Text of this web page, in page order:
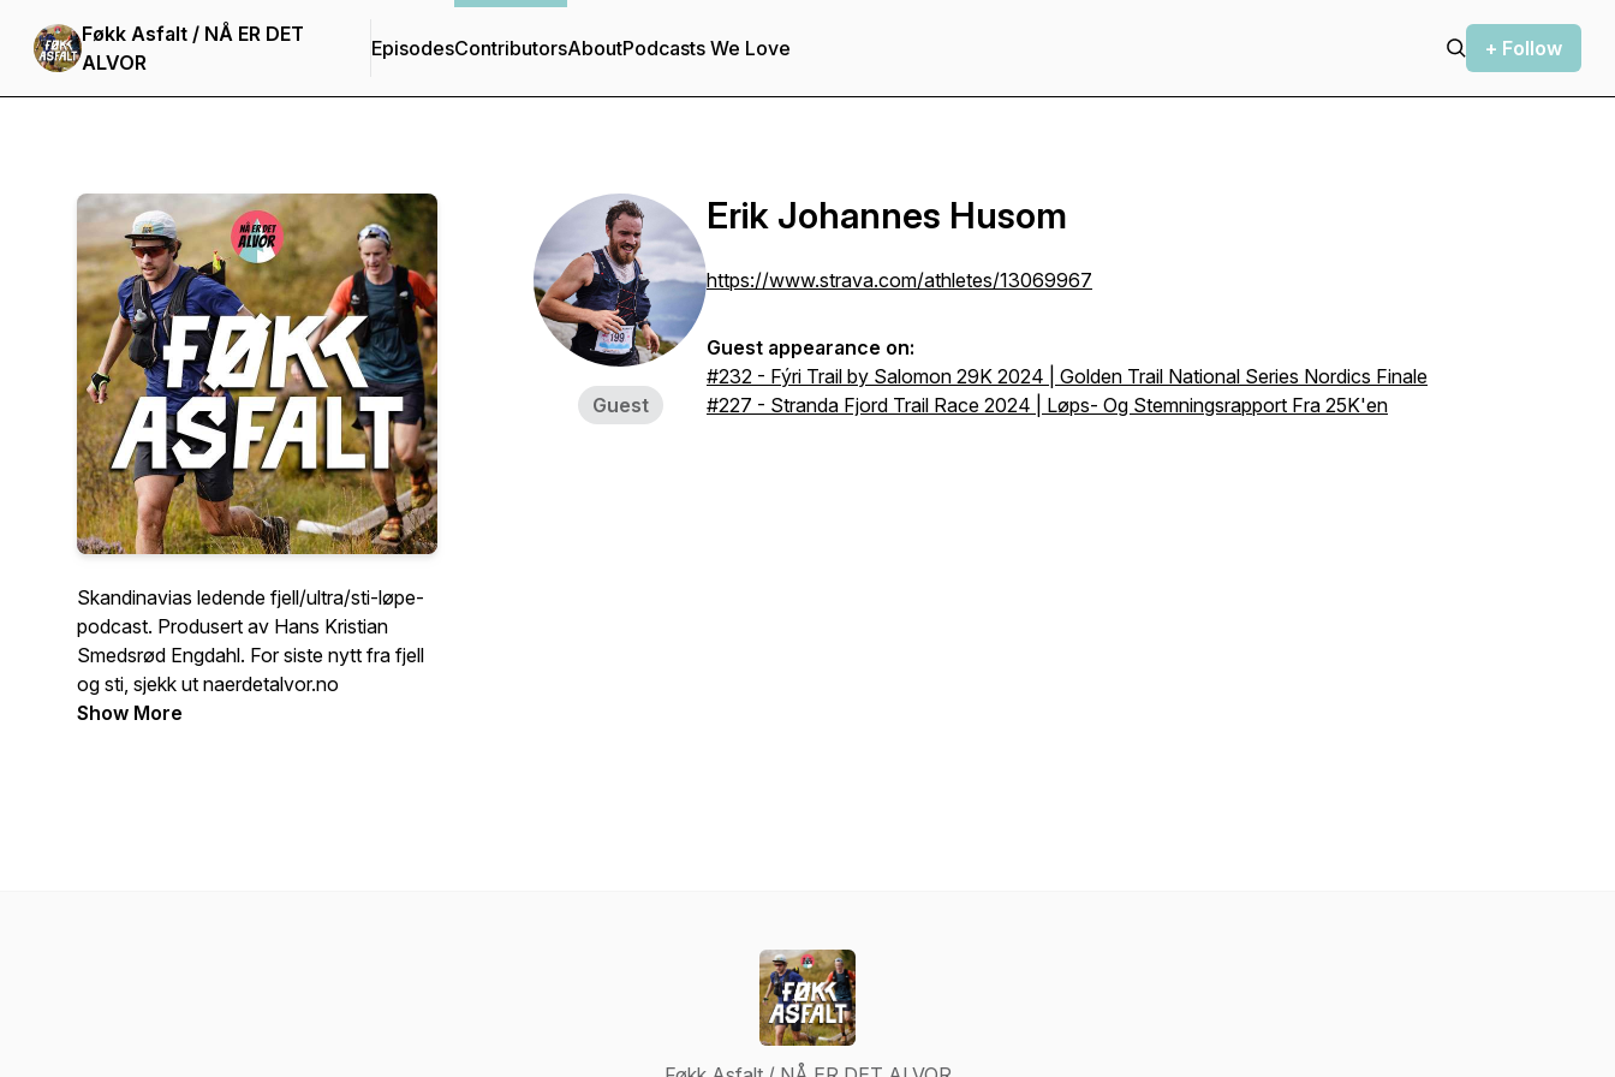
Føkk Asfalt / NÅ ER DET
ALVOR
EpisodesContributorsAboutPodcasts We Love + Follow
Skandinavias ledende fjell/ultra/sti-løpe-
podcast. Produsert av Hans Kristian
Smedsrød Engdahl. For siste nytt fra fjell
og sti, sjekk ut naerdetalvor.no
Show More
Guest
Erik Johannes Husom
https://www.strava.com/athletes/13069967
Guest appearance on:
#232 - Fýri Trail by Salomon 29K 2024 | Golden Trail National Series Nordics Finale
#227 - Stranda Fjord Trail Race 2024 | Løps- Og Stemningsrapport Fra 25K'en